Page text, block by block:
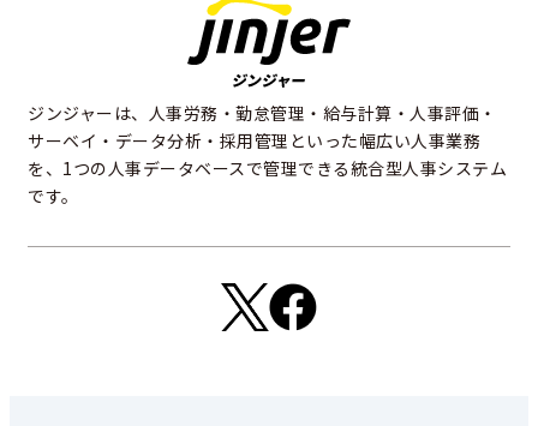
ジンジャーは、人事労務・勤怠管理・給与計算・人事評価・
サーベイ・データ分析・採用管理といった幅広い人事業務
を、1つの人事データベースで管理できる統合型人事システム
です。